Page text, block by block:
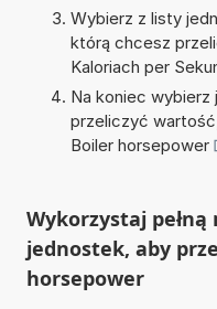
Wybierz z listy
którą chcesz
Kaloriach per
Na koniec
przeliczyć
Boiler horsepower
Wykorzystaj
jednostek, aby
horsepower